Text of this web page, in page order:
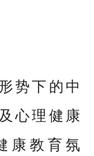
势下的中
心理健康
康教育氛